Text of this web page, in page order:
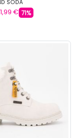
SODA
€ 71%